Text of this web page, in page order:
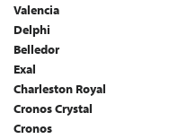
Valencia
Delphi
Belledor
Exal
Charleston Royal
Cronos Crystal
Cronos